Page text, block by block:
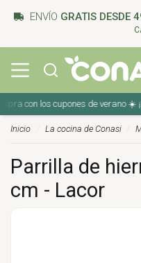
ENVÍO GRATIS DESDE
con los cupones de verano ☀️
Inicio La cocina de Conasi
Parrilla de
cm - Lacor